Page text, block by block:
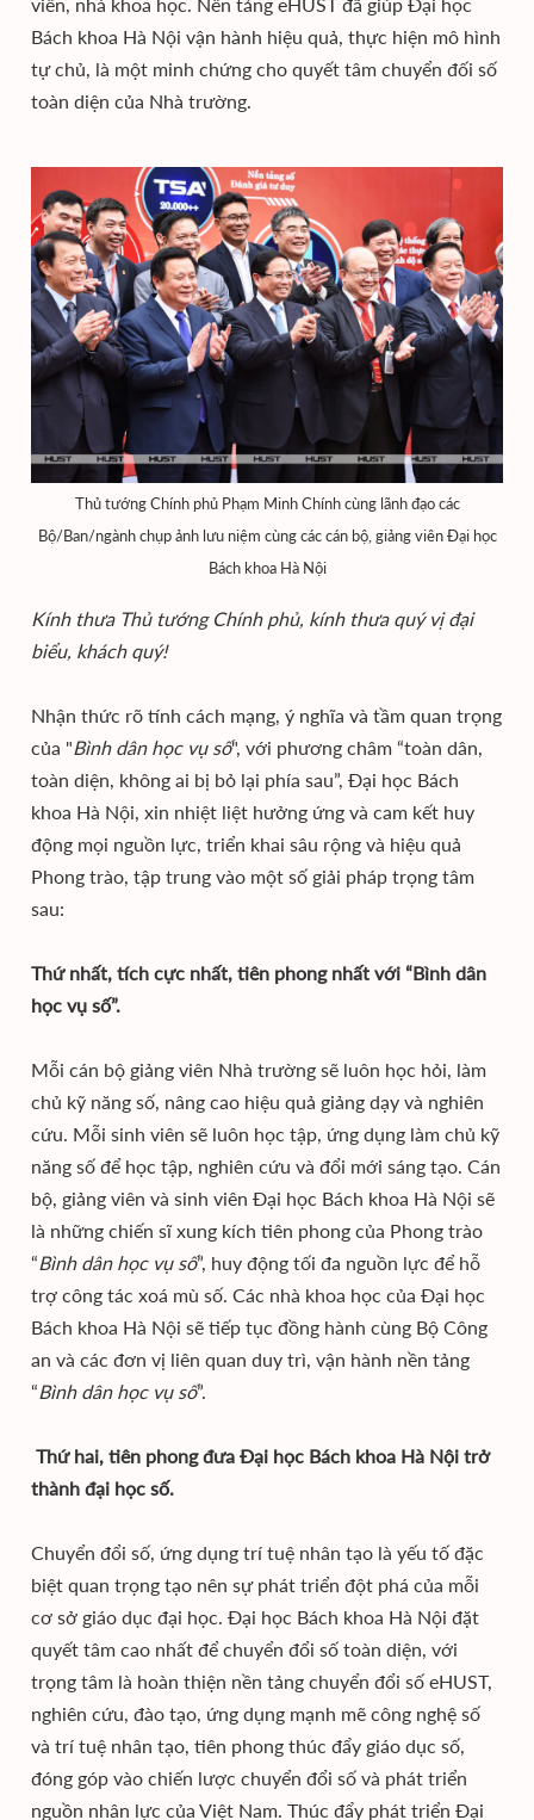
Bách khoa Hà Nội vận hành hiệu quả, thực hiện mô hình
tự chủ, là một minh chứng cho quyết tâm chuyển đối số
toàn diện của Nhà trường.
Thủ tướng Chính phủ Phạm Minh Chính cùng lãnh đạo các
Bộ/Ban/ngành chụp ảnh lưu niệm cùng các cán bộ, giảng viên Đại học
Bách khoa Hà Nội
Kính thưa Thủ tướng Chính phủ, kính thưa quý vị đại
biểu, khách quý!
Nhận thức rõ tính cách mạng, ý nghĩa và tầm quan trọng
của "Bình dân học vụ số", với phương châm “toàn dân,
toàn diện, không ai bị bỏ lại phía sau”, Đại học Bách
khoa Hà Nội, xin nhiệt liệt hưởng ứng và cam kết huy
động mọi nguồn lực, triển khai sâu rộng và hiệu quả
Phong trào, tập trung vào một số giải pháp trọng tâm
sau:
Thứ nhất, tích cực nhất, tiên phong nhất với “Bình dân
học vụ số”.
Mỗi cán bộ giảng viên Nhà trường sẽ luôn học hỏi, làm
chủ kỹ năng số, nâng cao hiệu quả giảng dạy và nghiên
cứu. Mỗi sinh viên sẽ luôn học tập, ứng dụng làm chủ kỹ
năng số để học tập, nghiên cứu và đổi mới sáng tạo. Cán
bộ, giảng viên và sinh viên Đại học Bách khoa Hà Nội sẽ
là những chiến sĩ xung kích tiên phong của Phong trào
“Bình dân học vụ số”, huy động tối đa nguồn lực để hỗ
trợ công tác xoá mù số. Các nhà khoa học của Đại học
Bách khoa Hà Nội sẽ tiếp tục đồng hành cùng Bộ Công
an và các đơn vị liên quan duy trì, vận hành nền tảng
“Bình dân học vụ số”.
Thứ hai, tiên phong đưa Đại học Bách khoa Hà Nội trở
thành đại học số.
Chuyển đổi số, ứng dụng trí tuệ nhân tạo là yếu tố đặc
biệt quan trọng tạo nên sự phát triển đột phá của mỗi
cơ sở giáo dục đại học. Đại học Bách khoa Hà Nội đặt
quyết tâm cao nhất để chuyển đổi số toàn diện, với
trọng tâm là hoàn thiện nền tảng chuyển đổi số eHUST,
nghiên cứu, đào tạo, ứng dụng mạnh mẽ công nghệ số
và trí tuệ nhân tạo, tiên phong thúc đẩy giáo dục số,
đóng góp vào chiến lược chuyển đổi số và phát triển
nguồn nhân lực của Việt Nam. Thúc đẩy phát triển Đại